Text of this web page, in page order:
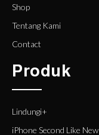
Shop
Tentang Kami
Contact
Produk
Lindungi+
iPhone Second Like New